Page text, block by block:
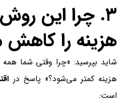
هزینه را
شاید بپرسید: «چرا وقتی شما همه
هزینه کمتر می‌شود؟» پاسخ در
است: